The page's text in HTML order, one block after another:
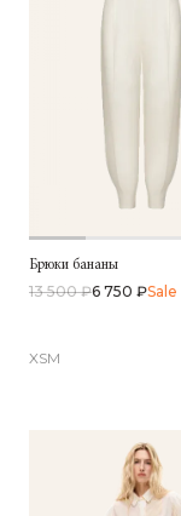
Брюки бананы
13 500 ₽6 750 ₽Sale
XSM